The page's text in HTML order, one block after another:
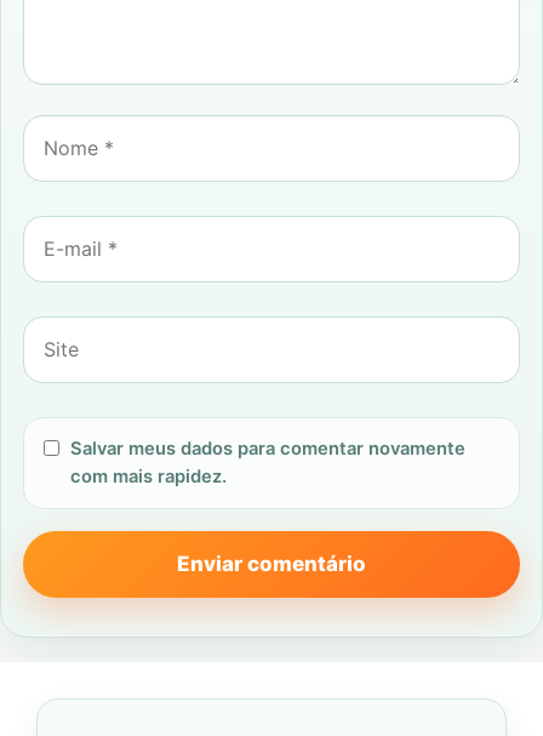
Salvar meus dados para comentar novamente
com mais rapidez.